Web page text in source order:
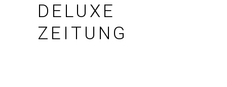
DELUXE
ZEITUNG